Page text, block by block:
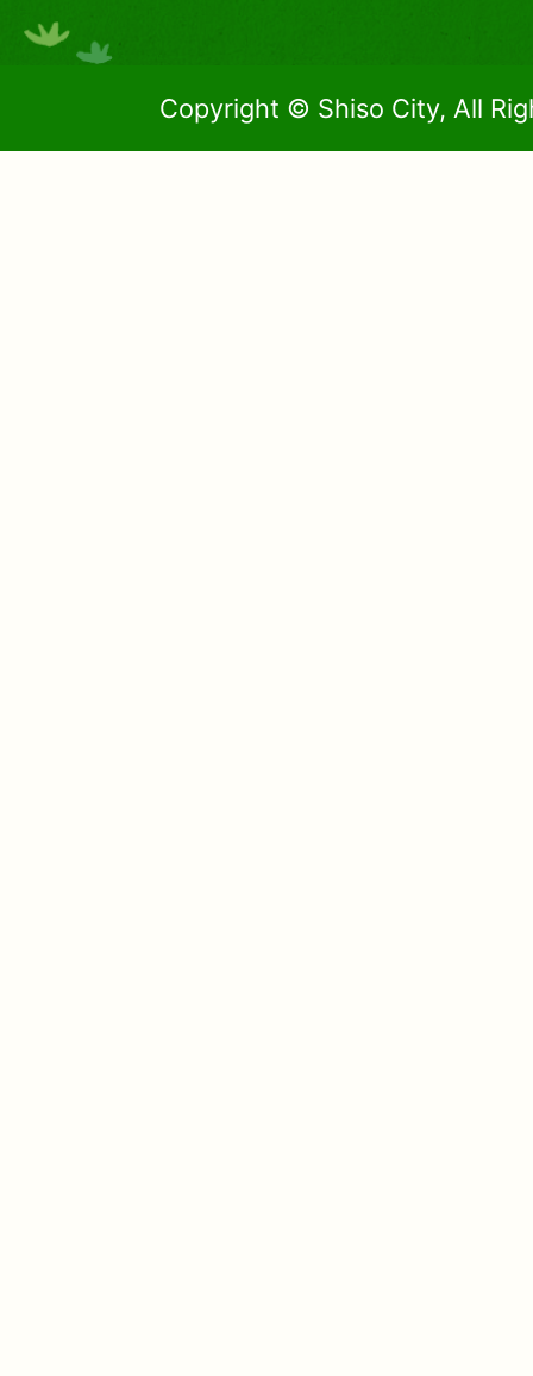
Copyright © Shiso City, All